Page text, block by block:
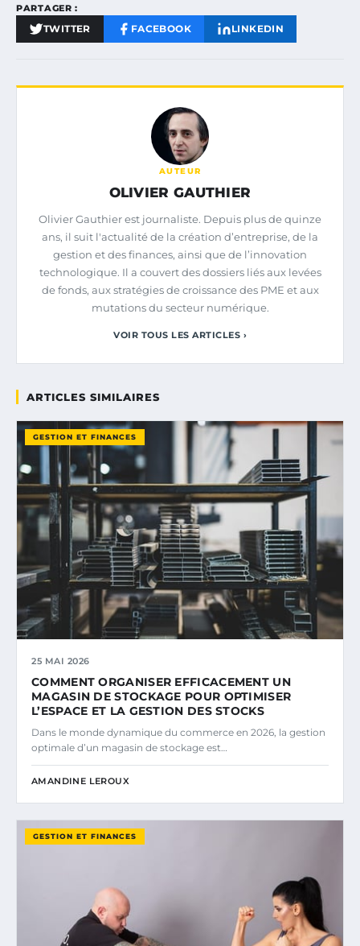
PARTAGER :
TWITTER FACEBOOK LINKEDIN
AUTEUR
OLIVIER GAUTHIER
Olivier Gauthier est journaliste. Depuis plus de quinze
ans, il suit l'actualité de la création d’entreprise, de la
gestion et des finances, ainsi que de l’innovation
technologique. Il a couvert des dossiers liés aux levées
de fonds, aux stratégies de croissance des PME et aux
mutations du secteur numérique.
VOIR TOUS LES ARTICLES ›
ARTICLES SIMILAIRES
GESTION ET FINANCES
25 MAI 2026
COMMENT ORGANISER EFFICACEMENT UN
MAGASIN DE STOCKAGE POUR OPTIMISER
L’ESPACE ET LA GESTION DES STOCKS
Dans le monde dynamique du commerce en 2026, la gestion
optimale d’un magasin de stockage est…
AMANDINE LEROUX
GESTION ET FINANCES